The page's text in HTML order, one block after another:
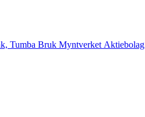
Tumba Bruk Myntverket Aktiebolag